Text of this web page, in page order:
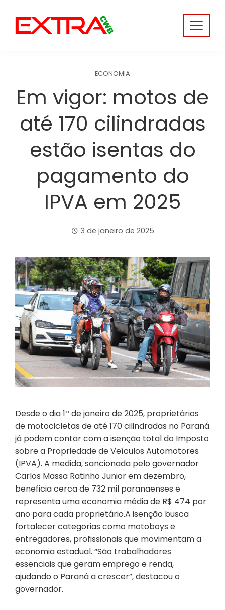
content
ECONOMIA
Em vigor: motos de
até 170 cilindradas
estão isentas do
pagamento do
IPVA em 2025
3 de janeiro de 2025
Desde o dia 1º de janeiro de 2025, proprietários
de motocicletas de até 170 cilindradas no Paraná
já podem contar com a isenção total do Imposto
sobre a Propriedade de Veículos Automotores
(IPVA). A medida, sancionada pelo governador
Carlos Massa Ratinho Junior em dezembro,
beneficia cerca de 732 mil paranaenses e
representa uma economia média de R$ 474 por
ano para cada proprietário.A isenção busca
fortalecer categorias como motoboys e
entregadores, profissionais que movimentam a
economia estadual. “São trabalhadores
essenciais que geram emprego e renda,
ajudando o Paraná a crescer”, destacou o
governador.